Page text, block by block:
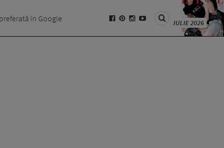
în Google IULIE 2026